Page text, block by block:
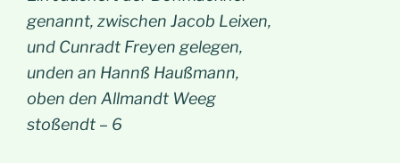
genannt, zwischen Jacob Leixen,
und Cunradt Freyen gelegen,
unden an Hannß Haußmann,
oben den Allmandt Weeg
stoßendt – 6